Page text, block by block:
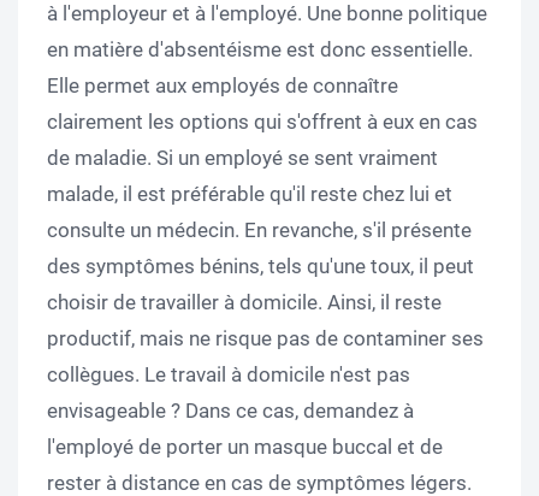
à l'employeur et à l'employé. Une bonne politique
en matière d'absentéisme est donc essentielle.
Elle permet aux employés de connaître
clairement les options qui s'offrent à eux en cas
de maladie. Si un employé se sent vraiment
malade, il est préférable qu'il reste chez lui et
consulte un médecin. En revanche, s'il présente
des symptômes bénins, tels qu'une toux, il peut
choisir de travailler à domicile. Ainsi, il reste
productif, mais ne risque pas de contaminer ses
collègues. Le travail à domicile n'est pas
envisageable ? Dans ce cas, demandez à
l'employé de porter un masque buccal et de
rester à distance en cas de symptômes légers.